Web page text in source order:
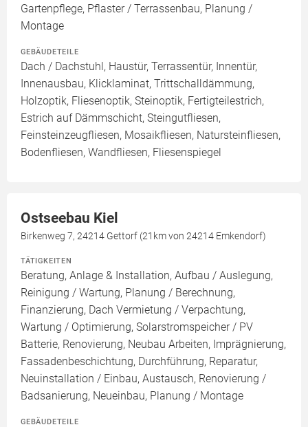
Gartenpflege, Pflaster / Terrassenbau, Planung /
Montage
GEBÄUDETEILE
Dach / Dachstuhl, Haustür, Terrassentür, Innentür,
Innenausbau, Klicklaminat, Trittschalldämmung,
Holzoptik, Fliesenoptik, Steinoptik, Fertigteilestrich,
Estrich auf Dämmschicht, Steingutfliesen,
Feinsteinzeugfliesen, Mosaikfliesen, Natursteinfliesen,
Bodenfliesen, Wandfliesen, Fliesenspiegel
Ostseebau Kiel
Birkenweg 7, 24214 Gettorf (21km von 24214 Emkendorf)
TÄTIGKEITEN
Beratung, Anlage & Installation, Aufbau / Auslegung,
Reinigung / Wartung, Planung / Berechnung,
Finanzierung, Dach Vermietung / Verpachtung,
Wartung / Optimierung, Solarstromspeicher / PV
Batterie, Renovierung, Neubau Arbeiten, Imprägnierung,
Fassadenbeschichtung, Durchführung, Reparatur,
Neuinstallation / Einbau, Austausch, Renovierung /
Badsanierung, Neueinbau, Planung / Montage
GEBÄUDETEILE